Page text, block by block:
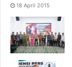
18 April 2015